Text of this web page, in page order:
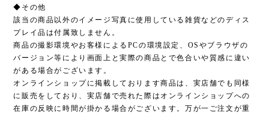
◆その他
該当の商品以外のイメージ写真に使用している雑貨などのディス
プレイ品は付属致しません。
商品の撮影環境やお客様によるPCの環境設定、OSやブラウザの
バージョン等により画面上と実際の商品とで色合いや質感に違い
がある場合がございます。
オンラインショップに掲載しております商品は、実店舗でも同様
に販売をしており、実店舗で売れた際はオンラインショップへの
在庫の反映に時間が掛かる場合がございます。万が一ご注文が重